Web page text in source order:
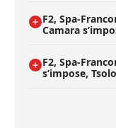
F2, Spa-
Camara
F2, Spa-
s’impose,